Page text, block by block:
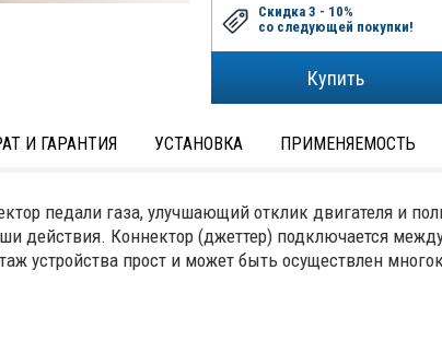
Скидка 3 - 10%
со следующей покупки!
И ГАРАНТИЯ УСТАНОВКА ПРИМЕНЯЕМОСТЬ
педали газа, улучшающий отклик двигателя и
действия. Коннектор (джеттер) подключается
устройства прост и может быть осуществлен